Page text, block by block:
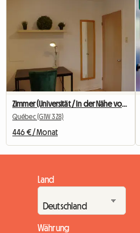
Zimmer (Universität / In der Nähe von allem / Verkehrsmittel)
Québec (G1W 3Z8)
446 € / Monat
Land
Währung